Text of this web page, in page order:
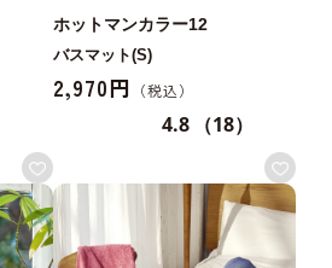
ホットマンカラー12
バスマット(S)
2,970円
4.8 （18）